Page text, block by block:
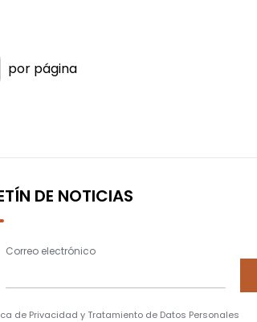
por página
DE NOTICIAS
Correo electrónico
de Privacidad y Tratamiento de Datos Personales